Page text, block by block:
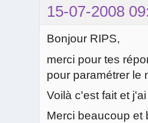
15-07-2008
Bonjour RIPS,
merci pour tes
pour paramétrer le
Voilà c'est fait et
Merci beaucoup et